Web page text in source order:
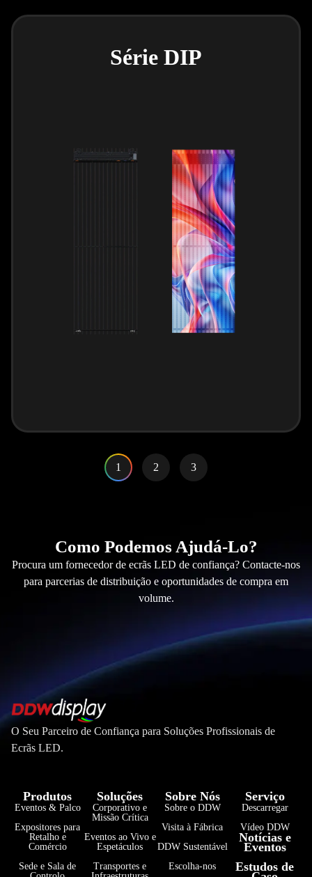
Série DIP
1 2 3
Como Podemos Ajudá-Lo?
Procura um fornecedor de ecrãs LED de confiança? Contacte-nos
para parcerias de distribuição e oportunidades de compra em
volume.
O Seu Parceiro de Confiança para Soluções Profissionais de
Ecrãs LED.
Produtos
Eventos & Palco
Expositores para
Retalho e
Comércio
Sede e Sala de
Soluções
Corporativo e
Missão Crítica
Eventos ao Vivo e
Espetáculos
Transportes e
Sobre Nós
Sobre o DDW
Visita à Fábrica
DDW Sustentável
Escolha-nos
Serviço
Descarregar
Vídeo DDW
Notícias e
Eventos
Estudos de
فارسی